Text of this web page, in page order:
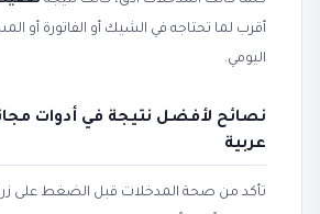
أقرب لما تحتاجه في الشيك أو الفاتورة أو
اليومي.
نصائح لأفضل نتيجة في أدوات
عربية
تأكد من صحة المدخلات قبل الضغط على زر